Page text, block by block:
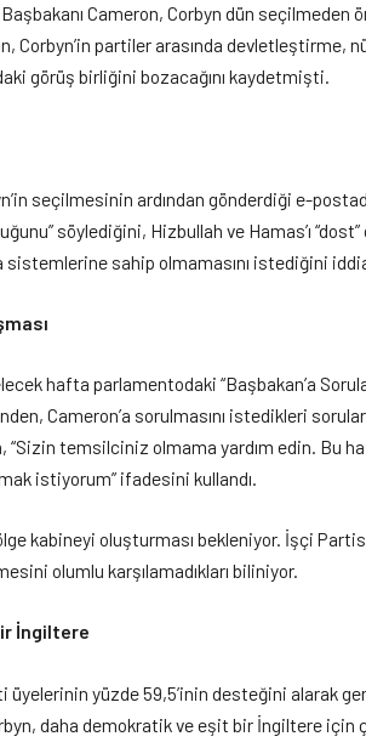
Cameron, Corbyn dün seçilmeden
Corbyn’in partiler arasında devletleştirme,
görüş birliğini bozacağını kaydetmişti.
seçilmesinin ardından gönderdiği e-
söylediğini, Hizbullah ve Hamas’ı
sistemlerine sahip olmamasını istediğini
hafta parlamentodaki “Başbakan’a
Cameron’a sorulmasını istedikleri
temsilciniz olmama yardım edin. Bu
istiyorum” ifadesini kullandı.
kabineyi oluşturması bekleniyor. İşçi
olumlu karşılamadıkları biliniyor.
İngiltere
üyelerinin yüzde 59,5’inin desteğini alarak
daha demokratik ve eşit bir İngiltere için